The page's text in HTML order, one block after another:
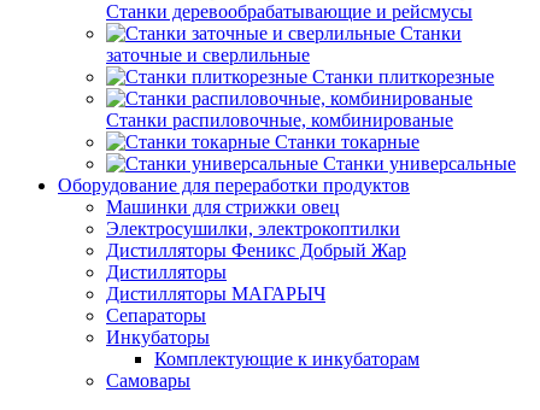
Станки деревообрабатывающие и рейсмусы
Станки
заточные и сверлильные
Станки плиткорезные
Станки распиловочные, комбинированые
Станки токарные
Станки универсальные
Оборудование для переработки продуктов
Машинки для стрижки овец
Электросушилки, электрокоптилки
Дистилляторы Феникс Добрый Жар
Дистилляторы
Дистилляторы МАГАРЫЧ
Сепараторы
Инкубаторы
Комплектующие к инкубаторам
Самовары